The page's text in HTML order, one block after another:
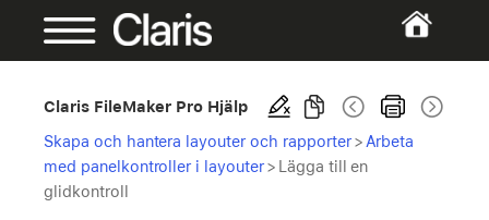
Claris FileMaker Pro Hjälp
Skapa och hantera layouter och rapporter > Arbeta
med panelkontroller i layouter> Lägga till en
glidkontroll